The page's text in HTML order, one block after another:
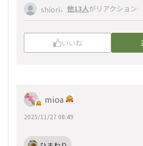
shiori、 他13人がリアクション
いいね
mioa
2025/11/27 08:49